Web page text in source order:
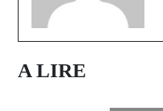
A LIRE